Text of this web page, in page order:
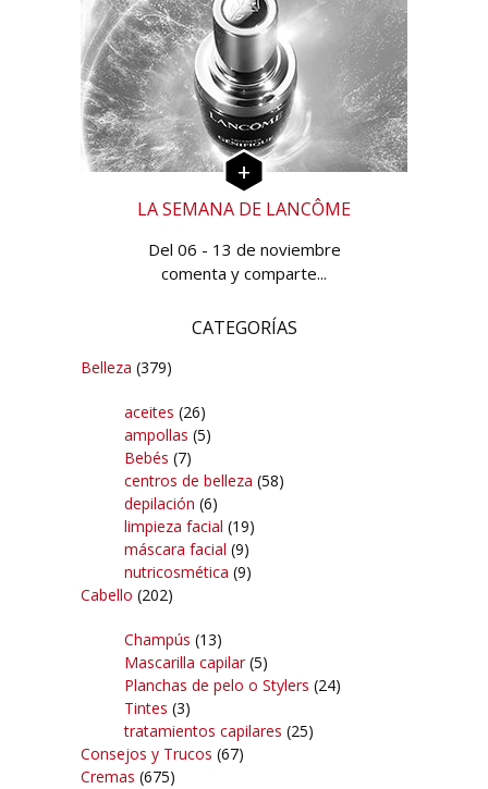
LA SEMANA DE LANCÔME
Del 06 - 13 de noviembre
comenta y comparte...
CATEGORÍAS
Belleza (379)
aceites (26)
ampollas (5)
Bebés (7)
centros de belleza (58)
depilación (6)
limpieza facial (19)
máscara facial (9)
nutricosmética (9)
Cabello (202)
Champús (13)
Mascarilla capilar(5)
Planchas de pelo o Stylers (24)
Tintes (3)
tratamientos capilares (25)
Consejos y Trucos (67)
Cremas (675)